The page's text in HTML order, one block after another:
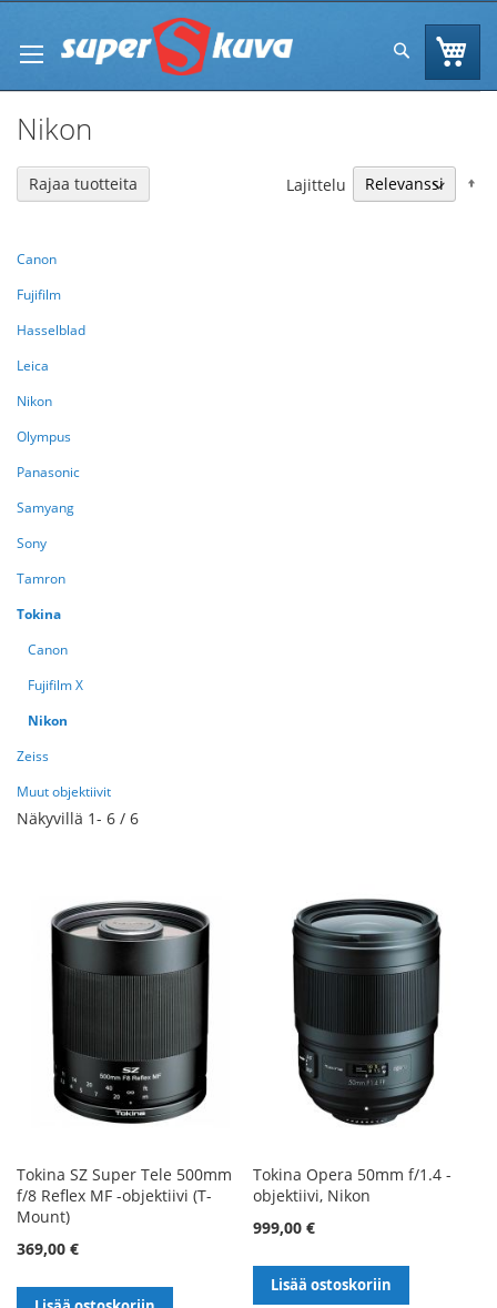
Content
Hae
Nikon
Näkyvillä 1- 6 / 6
Lajittelu
Tokina SZ Super Tele 500mm
f/8 Reflex MF -objektiivi (T-
Mount)
369,00 €
Tokina Opera 50mm f/1.4 -
objektiivi, Nikon
999,00 €
Lisää ostoskoriin
Canon
Fujifilm
Hasselblad
Leica
Nikon
Olympus
Panasonic
Samyang
Sony
Tamron
Tokina
Canon
Fujifilm X
Nikon
Zeiss
Muut objektiivit
Rajaa tuotteita